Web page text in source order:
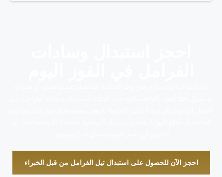
احجز الآن للحصول على استبدال تيل الفرامل من قبل الخبراء